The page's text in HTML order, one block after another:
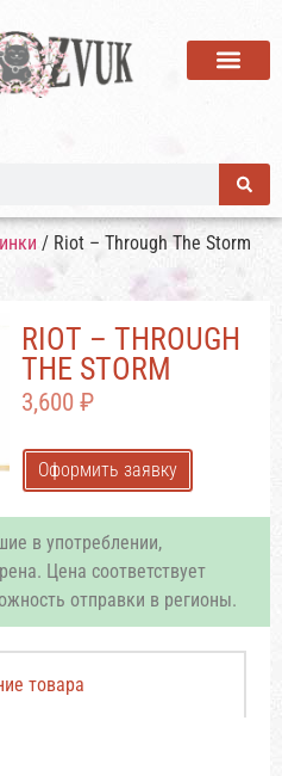
/ Riot – Through The Storm
RIOT – THROUGH
THE STORM
3,600 ₽
Оформить заявку
в употреблении,
Цена соответствует
отправки в регионы.
товара